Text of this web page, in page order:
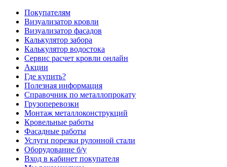
Покупателям
Визуализатор кровли
Визуализатор фасадов
Калькулятор забора
Калькулятор водостока
Сервис расчет кровли онлайн
Акции
Где купить?
Полезная информация
Справочник по металлопрокату
Грузоперевозки
Монтаж металлоконструкций
Кровельные работы
Фасадные работы
Услуги порезки рулонной стали
Оборудование б/у
Вход в кабинет покупателя